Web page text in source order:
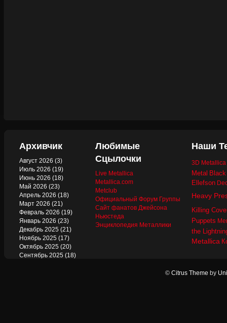
Архивчик
Август 2026 (3)
Июль 2026 (19)
Июнь 2026 (18)
Май 2026 (23)
Апрель 2026 (18)
Март 2026 (21)
Февраль 2026 (19)
Январь 2026 (23)
Декабрь 2025 (21)
Ноябрь 2025 (17)
Октябрь 2025 (20)
Сентябрь 2025 (18)
Любимые
Сцылочки
Live Metallica
Metallica.com
Metclub
Официальный Форум Группы
Сайт фанатов Джейсона
Ньюстеда
Энциклопедия Металлики
Наши
3D
Metal
Ellefson
Heavy
Killing
Puppets
the
Metallica
© Citrus Theme by